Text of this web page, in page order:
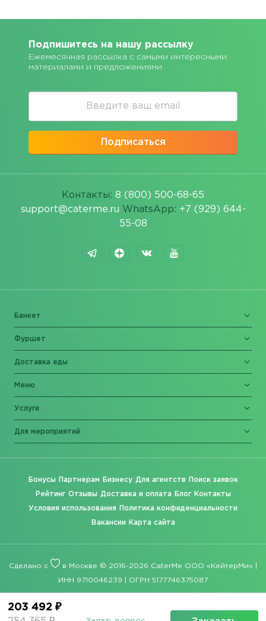
203 492 ₽
Подпишитесь на нашу рассылку
Ежемесячная рассылка с самыми интересными
материалами и предложениями
Подписаться
Контакты: 8 (800) 500-68-65
support@caterme.ru WhatsApp: +7 (929) 644-
55-08
Банкет
Фуршет
Доставка еды
Меню
Услуги
Для мероприятий
Бонусы Партнерам Бизнесу Для агентств Поиск заявок
Рейтинг Отзывы Доставка и оплата Блог Контакты
Условия использования Политика конфиденциальности
Вакансии Карта сайта
Сделано с в Москве © 2016-2026 CaterMe ООО «КейтерМи» |
ИНН 9710046239 | ОГРН 5177746375087